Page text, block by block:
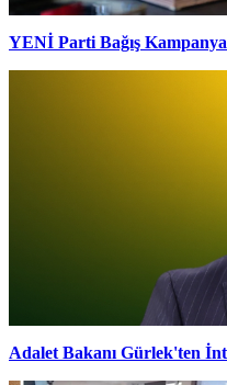
YENİ Parti Bağış
Adalet Bakanı Gürlek'ten